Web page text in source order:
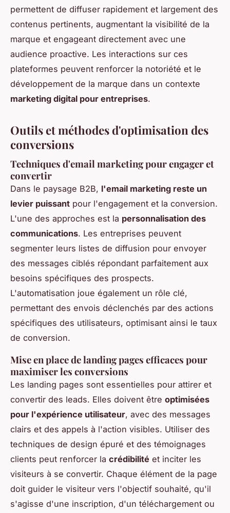
permettent de diffuser rapidement et largement des
contenus pertinents, augmentant la visibilité de la
marque et engageant directement avec une
audience proactive. Les interactions sur ces
plateformes peuvent renforcer la notoriété et le
développement de la marque dans un contexte
marketing digital pour entreprises.
Outils et méthodes d'optimisation des
conversions
Techniques d'email marketing pour engager et
convertir
Dans le paysage B2B, l'email marketing reste un
levier puissant pour l'engagement et la conversion.
L'une des approches est la personnalisation des
communications. Les entreprises peuvent
segmenter leurs listes de diffusion pour envoyer
des messages ciblés répondant parfaitement aux
besoins spécifiques des prospects.
L'automatisation joue également un rôle clé,
permettant des envois déclenchés par des actions
spécifiques des utilisateurs, optimisant ainsi le taux
de conversion.
Mise en place de landing pages efficaces pour
maximiser les conversions
Les landing pages sont essentielles pour attirer et
convertir des leads. Elles doivent être optimisées
pour l'expérience utilisateur, avec des messages
clairs et des appels à l'action visibles. Utiliser des
techniques de design épuré et des témoignages
clients peut renforcer la crédibilité et inciter les
visiteurs à se convertir. Chaque élément de la page
doit guider le visiteur vers l'objectif souhaité, qu'il
s'agisse d'une inscription, d'un téléchargement ou